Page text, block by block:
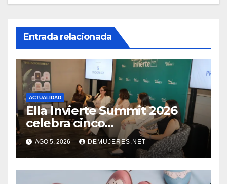
Entrada relacionada
ACTUALIDAD
Ella Invierte Summit 2026
celebra cinco
añosimpulsando a las
mujeres a construir su
independencia financiera
AGO 5, 2026 DEMUJERES.NET